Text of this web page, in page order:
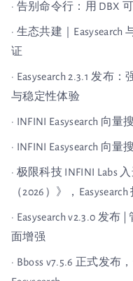
· 告别命令行：用 DBX
· 生态共建｜Easysearch
证
· Easysearch 2.3.1 发布
与稳定性体验
· INFINI Easysearch 向量
· INFINI Easysearch 向量
· 极限科技 INFINI Labs
（2026）》，
· Easysearch v2.3.0 发
面增强
· Bboss v7.5.6 正式发